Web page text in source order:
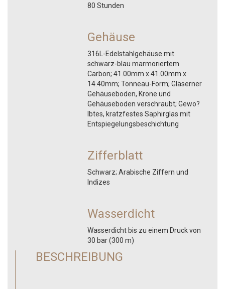
80 Stunden
Gehäuse
316L-Edelstahlgehäuse mit
schwarz-blau marmoriertem
Carbon; 41.00mm x 41.00mm x
14.40mm; Tonneau-Form; Gläserner
Gehäuseboden, Krone und
Gehäuseboden verschraubt; Gewo?
lbtes, kratzfestes Saphirglas mit
Entspiegelungsbeschichtung
Zifferblatt
Schwarz; Arabische Ziffern und
Indizes
Wasserdicht
Wasserdicht bis zu einem Druck von
30 bar (300 m)
BESCHREIBUNG